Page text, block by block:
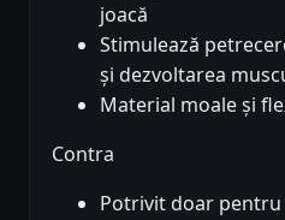
joacă
Stimulează
și dezvoltarea
Material moale și
Contra
Potrivit doar pentru